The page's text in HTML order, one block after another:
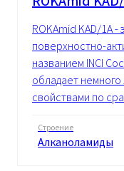
ROKAmid KAD/1A
поверхностно-
названием INCI
обладает
свойствами по
Строение
Алканоламиды